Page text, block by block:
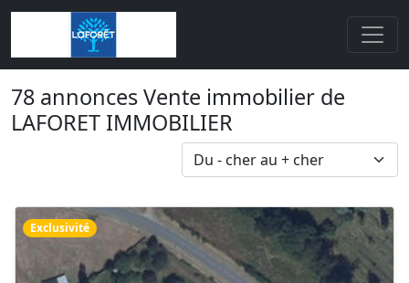
78 annonces Vente immobilier de
LAFORET IMMOBILIER
Exclusivité